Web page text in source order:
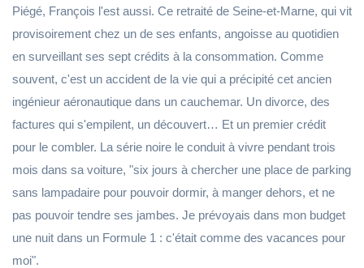
Piégé, François l'est aussi. Ce retraité de Seine-et-Marne, qui vit
provisoirement chez un de ses enfants, angoisse au quotidien
en surveillant ses sept crédits à la consommation. Comme
souvent, c'est un accident de la vie qui a précipité cet ancien
ingénieur aéronautique dans un cauchemar. Un divorce, des
factures qui s'empilent, un découvert… Et un premier crédit
pour le combler. La série noire le conduit à vivre pendant trois
mois dans sa voiture, "six jours à chercher une place de parking
sans lampadaire pour pouvoir dormir, à manger dehors, et ne
pas pouvoir tendre ses jambes. Je prévoyais dans mon budget
une nuit dans un Formule 1 : c'était comme des vacances pour
moi".